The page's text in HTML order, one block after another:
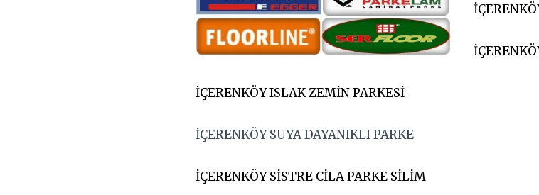
İÇERENKÖY ISLAK ZEMİN PARKESİ
İÇERENKÖY SUYA DAYANIKLI PARKE
İÇERENKÖY SİSTRE CİLA PARKE SİLİM